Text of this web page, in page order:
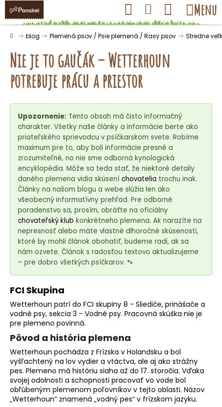
Prejsť
obsah
Hľadať Prihlásenie
Nákupný
košík
Menu
Domov
blog Plemená psov / Psie plemená / Rasy psov Stredne
Nie je to gaučák – Wetterhoun
potrebuje prácu a priestor
Upozornenie: Tento obsah má čisto informačný
charakter. Všetky naše články a informácie berte ako
priateľského sprievodcu v psíčkarskom svete. Robíme
maximum pre to, aby boli informácie presné a
zrozumiteľné, no nie sme odborná kynologická
encyklopédia. Môže sa teda stať, že niektoré detaily
daného plemena vidia skúsení chovatelia trochu inak.
Články na našom blogu a webe slúžia len ako
všeobecný informatívny prehľad. Pre odborné
poradenstvo sa, prosím, obráťte na oficiálny
chovateľský klub konkrétneho plemena. Ak narazíte na
nepresnosť alebo máte vlastné dlhoročné skúsenosti,
ktoré by mohli článok obohatiť, budeme radi, ak sa
nám ozvete. Článok s radosťou textovo aktualizujeme
– pre dobro všetkých psíčkarov. 🐾
FCI Skupina
Wetterhoun patrí do FCI skupiny 8 - Sliediče, prinášače a
vodné psy, sekcia 3 - Vodné psy. Pracovná skúška nie je
pre plemeno povinná.
Pôvod a história plemena
Wetterhoun pochádza z Frízska v Holandsku a bol
vyšľachtený na lov vydier a vtáctva, ale aj ako strážny
pes. Plemeno má históriu siaha až do 17. storočia. Vďaka
svojej odolnosti a schopnosti pracovať vo vode bol
obľúbeným plemenom poľovníkov v tejto oblasti. Názov
„Wetterhoun“ znamená „vodný pes“ v frízskom jazyku.
K
o Späť
Späť
o
á
j
s
ť
?
HĽADAŤ